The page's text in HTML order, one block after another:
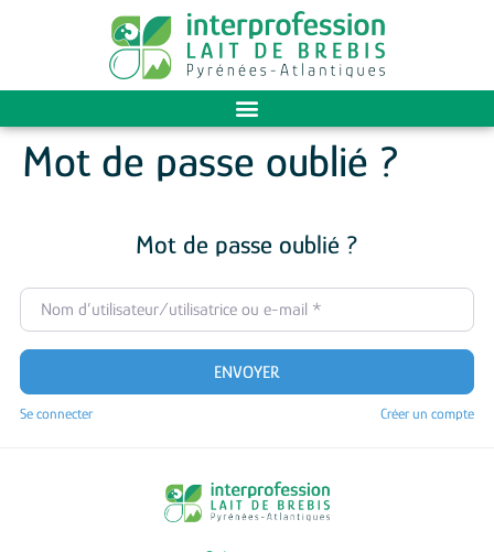
Mot de passe oublié ?
Mot de passe oublié ?
Nom d’utilisateur/utilisatrice ou e-mail*
ENVOYER
Se connecter Créer un compte